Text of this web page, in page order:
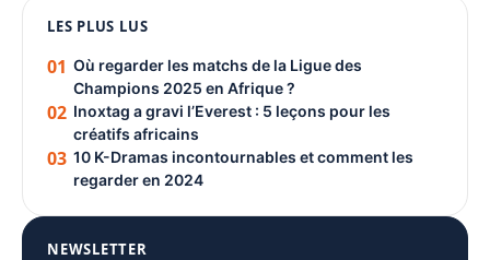
PUBLICITÉ
LES PLUS LUS
01 Où regarder les matchs de la Ligue des
Champions 2025 en Afrique ?
02 Inoxtag a gravi l’Everest : 5 leçons pour les
créatifs africains
03 10 K-Dramas incontournables et comment les
regarder en 2024
NEWSLETTER